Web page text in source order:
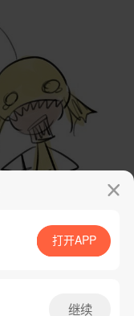
App免费看
打开APP
继续